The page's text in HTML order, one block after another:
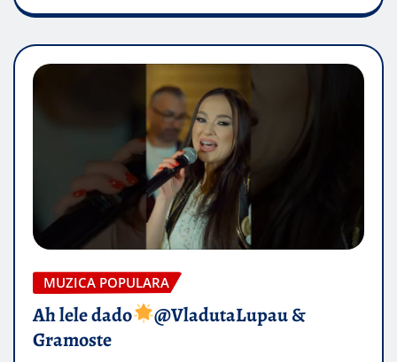
MUZICA POPULARA
Ah lele dado​
@VladutaLupau &
Gramoste